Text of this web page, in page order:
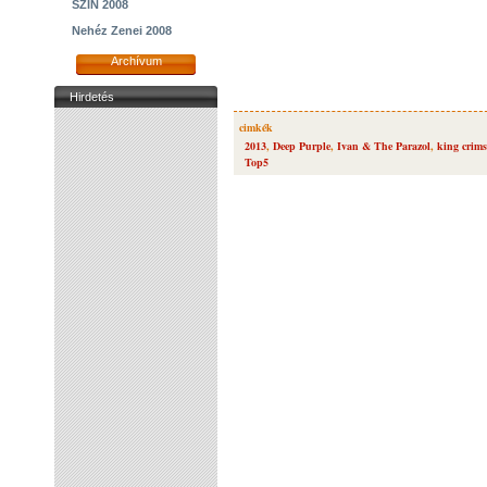
SZIN 2008
Nehéz Zenei 2008
Archívum
Hirdetés
cimkék
2013, Deep Purple, Ivan & The Parazol, king
Top5